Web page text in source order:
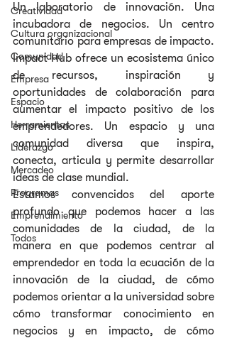
Creatividad
Cultura organizacional
Comunidad
Empresa
Espacio
Herramientas
Liderazgo
Mercadeo
Programas
Emprendimiento
Todos
Un laboratorio de innovación. Una
incubadora de negocios. Un centro
comunitario para empresas de impacto.
Impact Hub ofrece un ecosistema único
de recursos, inspiración y
oportunidades de colaboración para
aumentar el impacto positivo de los
emprendedores. Un espacio y una
comunidad diversa que inspira,
conecta, articula y permite desarrollar
ideas de clase mundial.
Estamos convencidos del aporte
profundo que podemos hacer a las
comunidades de la ciudad, de la
manera en que podemos centrar al
emprendedor en toda la ecuación de la
innovación de la ciudad, de cómo
podemos orientar a la universidad sobre
cómo transformar conocimiento en
negocios y en impacto, de cómo